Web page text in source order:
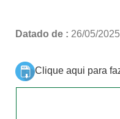
Datado de : 26/05/2025
Clique aqui para